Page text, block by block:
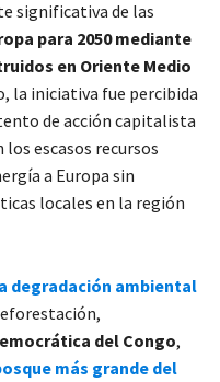
significativa de las
para 2050 mediante
en Oriente Medio
la iniciativa fue percibida
de acción capitalista
escasos recursos
a Europa sin
locales en la región
degradación ambiental
del Congo,
más grande del